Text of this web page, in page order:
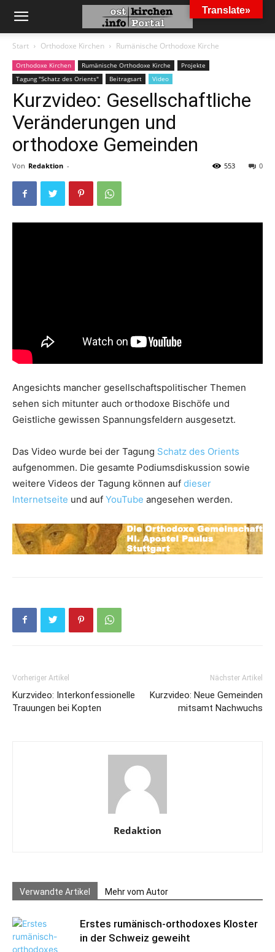
Start Orthodoxe Kirchen Rumänische Orthodoxe Kirche
Orthodoxe Kirchen Rumänische Orthodoxe Kirche
Projekte
Tagung "Schatz des Orients"
Beitragsart Video
Kurzvideo: Gesellschaftliche
Veränderungen und
orthodoxe Gemeinden
Von Redaktion - 0
553
Angesichts mancher gesellschaftspolitischer Themen
sehen sich mitunter auch orthodoxe Bischöfe und
Geistliche gewissen Spannungsfeldern ausgesetzt.
Das Video wurde bei der Tagung Schatz des Orients
aufgenommen. Die gesamte Podiumsdiskussion sowie
weitere Videos der Tagung können auf dieser
Internetseite und auf YouTube angesehen werden.
Vorheriger Artikel
Kurzvideo: Interkonfessionelle
Trauungen bei Kopten
Nächster Artikel
Kurzvideo: Neue Gemeinden
mitsamt Nachwuchs
Redaktion
Verwandte Artikel Mehr vom Autor
Erstes rumänisch-orthodoxes Kloster
in der Schweiz geweiht
Translate»